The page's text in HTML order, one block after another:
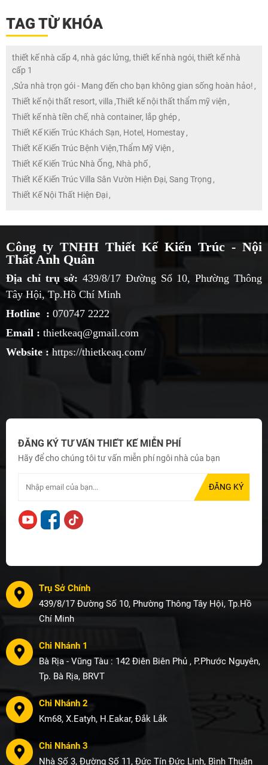
TAG TỪ KHÓA
thiết kế nhà cấp 4, nhà gác lửng, thiết kế nhà ngói, thiết kế nhà
cấp 1
,Sửa nhà trọn gói - Mang đến cho bạn không gian sống hoàn hảo! ,
Thiết kế nội thất resort, villa ,Thiết kế nội thất thẩm mỹ viện ,
Thiết kế nhà tiền chế, nhà container, lắp ghép ,
Thiết Kế Kiến Trúc Khách Sạn, Hotel, Homestay,
Thiết Kế Kiến Trúc Bệnh Viện,Thẩm Mỹ Viện ,
Thiết Kế Kiến Trúc Nhà Ống, Nhà phố,
Thiết Kế Kiến Trúc Villa Sân Vườn Hiện Đại, Sang Trọng ,
Thiết Kế Nội Thất Hiện Đại,
Công ty TNHH Thiết Kế Kiến Trúc - Nội
Thất Anh Quân
Địa chỉ trụ sở: 439/8/17 Đường Số 10, Phường Thông
Tây Hội, Tp.Hồ Chí Minh
Hotline : 070747 2222
Email : thietkeaq@gmail.com
Website :https://thietkeaq.com/
ĐĂNG KÝ TƯ VẤN THIẾT KẾ MIỄN PHÍ
Hãy để cho chúng tôi tư vấn miễn phí ngôi nhà của bạn
Trụ Sở Chính
439/8/17 Đường Số 10, Phường Thông Tây Hội, Tp.Hồ
Chí Minh
Chi Nhánh 1
Bà Rịa - Vũng Tàu : 142 Điên Biên Phủ , P.Phước Nguyên,
Tp. Bà Rịa, BRVT
Chi Nhánh 2
Km68, X.Eatyh, H.Eakar, Đắk Lắk
Chi Nhánh 3
Nhà Số 3, Đường Số 11, Đức Tín Đức Linh, Bình Thuận